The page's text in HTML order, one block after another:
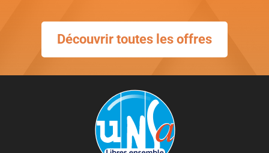
Découvrir toutes les offres